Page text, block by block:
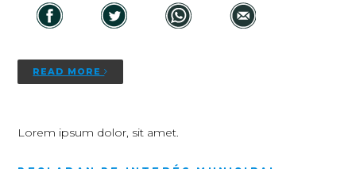
READ MORE
Lorem ipsum dolor, sit amet.